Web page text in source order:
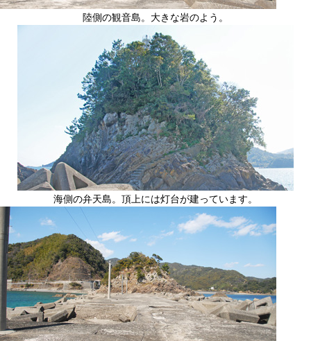
陸側の観音島。大きな岩のよう。
海側の弁天島。頂上には灯台が建っています。